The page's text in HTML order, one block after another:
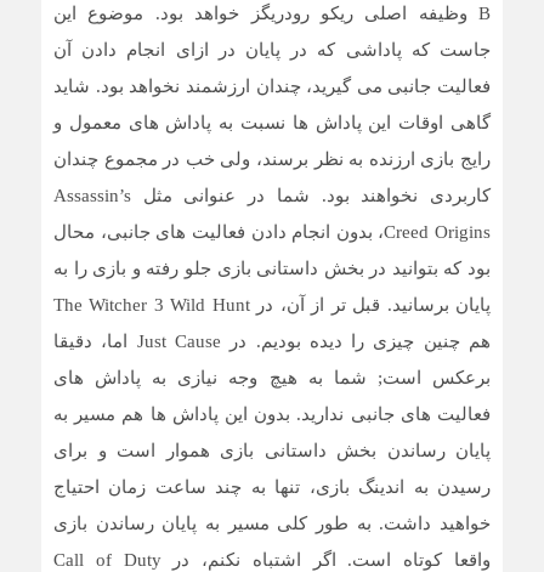
B وظیفه اصلی ریکو رودریگز خواهد بود. موضوع این
جاست که پاداشی که در پایان در ازای انجام دادن آن
فعالیت جانبی می گیرید، چندان ارزشمند نخواهد بود. شاید
گاهی اوقات این پاداش ها نسبت به پاداش های معمول و
رایج بازی ارزنده به نظر برسند، ولی خب در مجموع چندان
کاربردی نخواهند بود. شما در عنوانی مثل Assassin’s
Creed Origins، بدون انجام دادن فعالیت های جانبی، محال
بود که بتوانید در بخش داستانی بازی جلو رفته و بازی را به
پایان برسانید. قبل تر از آن، در The Witcher 3 Wild Hunt
هم چنین چیزی را دیده بودیم. در Just Cause اما، دقیقا
برعکس است; شما به هیچ وجه نیازی به پاداش های
فعالیت های جانبی ندارید. بدون این پاداش ها هم مسیر به
پایان رساندن بخش داستانی بازی هموار است و برای
رسیدن به اندینگ بازی، تنها به چند ساعت زمان احتیاج
خواهید داشت. به طور کلی مسیر به پایان رساندن بازی
واقعا کوتاه است. اگر اشتباه نکنم، در Call of Duty